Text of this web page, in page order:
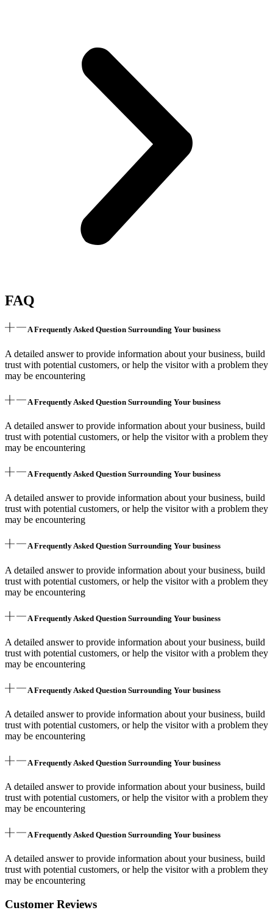
FAQ
A Frequently Asked Question Surrounding Your business
A detailed answer to provide information about your business, build
trust with potential customers, or help the visitor with a problem they
may be encountering
A Frequently Asked Question Surrounding Your business
A detailed answer to provide information about your business, build
trust with potential customers, or help the visitor with a problem they
may be encountering
A Frequently Asked Question Surrounding Your business
A detailed answer to provide information about your business, build
trust with potential customers, or help the visitor with a problem they
may be encountering
A Frequently Asked Question Surrounding Your business
A detailed answer to provide information about your business, build
trust with potential customers, or help the visitor with a problem they
may be encountering
A Frequently Asked Question Surrounding Your business
A detailed answer to provide information about your business, build
trust with potential customers, or help the visitor with a problem they
may be encountering
A Frequently Asked Question Surrounding Your business
A detailed answer to provide information about your business, build
trust with potential customers, or help the visitor with a problem they
may be encountering
A Frequently Asked Question Surrounding Your business
A detailed answer to provide information about your business, build
trust with potential customers, or help the visitor with a problem they
may be encountering
A Frequently Asked Question Surrounding Your business
A detailed answer to provide information about your business, build
trust with potential customers, or help the visitor with a problem they
may be encountering
Customer Reviews